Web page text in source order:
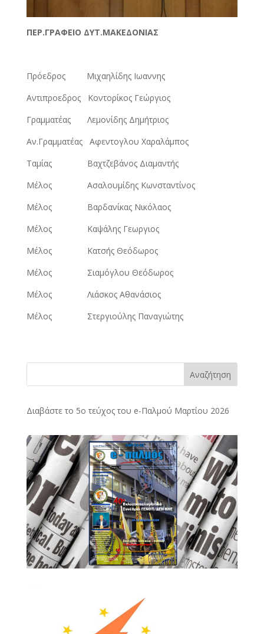
ΠΕΡ.ΓΡΑΦΕΙΟ ΔΥΤ.ΜΑΚΕΔΟΝΙΑΣ
Πρόεδρος Μιχαηλίδης Ιωαννης
Αντιπροεδρος Κοντορίκος Γεώργιος
Γραμματέας Λεμονίδης Δημήτριος
Αν.Γραμματέας Αφεντογλου Χαραλάμπος
Ταμίας Βαχτζεβάνος Διαμαντής
Μέλος Ασαλουμίδης Κωνσταντίνος
Μέλος Βαρδανίκας Νικόλαος
Μέλος Καψάλης Γεωργιος
Μέλος Κατσής Θεόδωρος
Μέλος Σιαμόγλου Θεόδωρος
Μέλος Λιάσκος Αθανάσιος
Μέλος Στεργιούλης Παναγιώτης
Αναζήτηση
Διαβάστε το 5ο τεύχος του e-Παλμού Μαρτίου 2026